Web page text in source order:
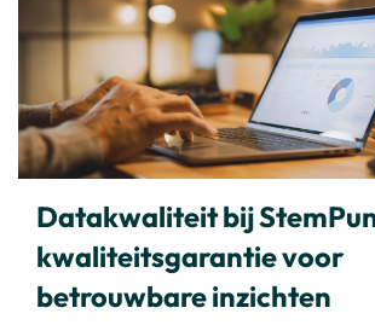
Datakwaliteit bij
kwaliteitsgarantie voor
betrouwbare inzichten